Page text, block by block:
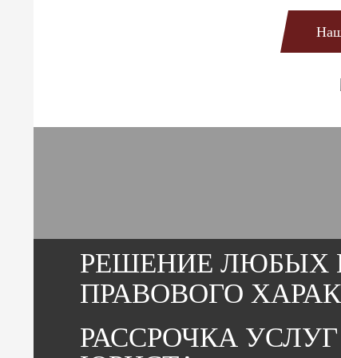
РЕШЕНИЕ ЛЮБЫХ
ПРАВОВОГО
РАССРОЧКА